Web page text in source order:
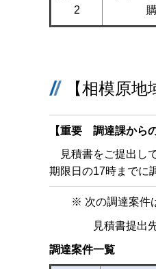
2
【相模原地
【重要 調達課から
見積書をご提出し
期限日の17時までに
※ 次の調達案件
見積書提出先
調達案件一覧